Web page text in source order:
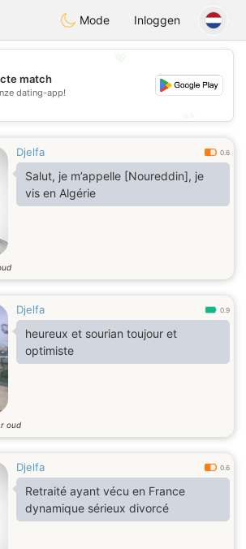
Taimerais
Mode Inloggen
💕
match
dating-app!
Djelfa 0.6
Salut, je m’appelle [Noureddin], je
vis en Algérie
Djelfa 0.9
heureux et sourian toujour et
optimiste
oud
Djelfa 0.6
Retraité ayant vécu en France
dynamique sérieux divorcé